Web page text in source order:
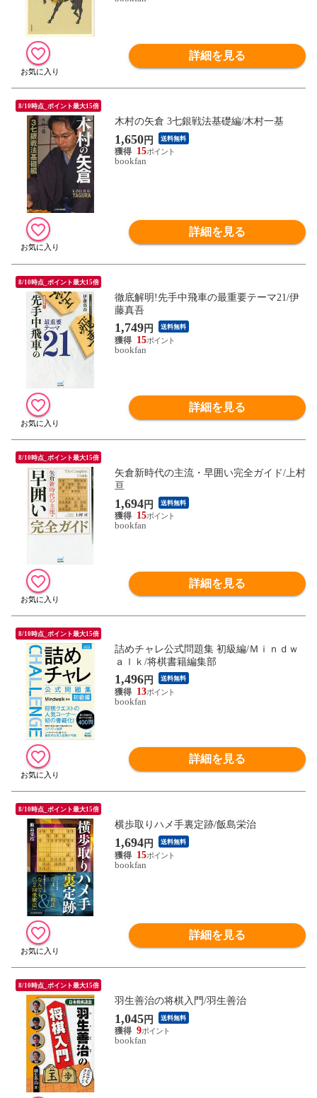
詳細を見る
8/10時点_ポイント最大15倍
木村の矢倉 3七銀戦法基礎編/木村一基
1,650円 送料無料
15
bookfan
詳細を見る
8/10時点_ポイント最大15倍
徹底解明!先手中飛車の最重要テーマ21/伊
藤真吾
1,749円 送料無料
15
bookfan
詳細を見る
8/10時点_ポイント最大15倍
矢倉新時代の主流・早囲い完全ガイド/上村
亘
1,694円 送料無料
15
bookfan
詳細を見る
8/10時点_ポイント最大15倍
詰めチャレ公式問題集 初級編/Ｍｉｎｄｗ
ａｌｋ/将棋書籍編集部
1,496円 送料無料
13
bookfan
詳細を見る
8/10時点_ポイント最大15倍
横歩取りハメ手裏定跡/飯島栄治
1,694円 送料無料
15
bookfan
詳細を見る
8/10時点_ポイント最大15倍
羽生善治の将棋入門/羽生善治
1,045円 送料無料
9
bookfan